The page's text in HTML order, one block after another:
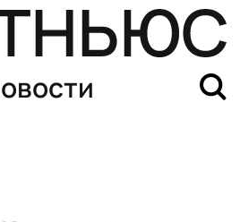
нанес Минобороны РФ ущерб